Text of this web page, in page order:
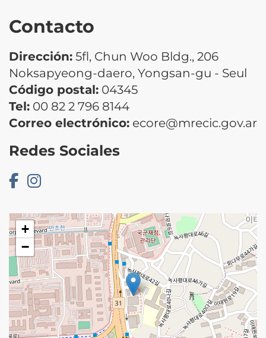
Contacto
Dirección: 5fl, Chun Woo Bldg., 206
Noksapyeong-daero, Yongsan-gu - Seul
Código postal: 04345
Tel: 00 82 2 796 8144
Correo electrónico: ecore@mrecic.gov.ar
Redes Sociales
+
−